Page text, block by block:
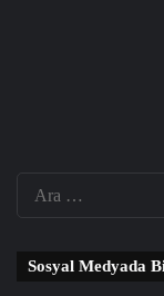
Sosyal Medyada